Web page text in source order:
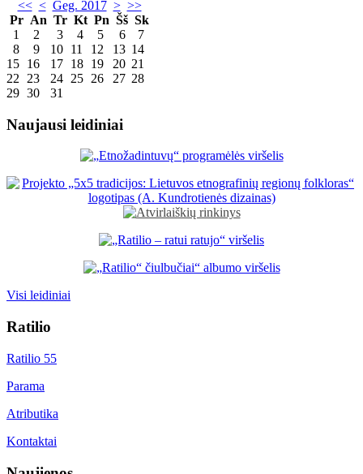
<< < Geg. 2017 > >>
Pr An Tr Kt Pn Šš Sk
1
2 3 4 5 6
7
8
9 10 11 12 13 14
15 16 17 18 19 20 21
22
23 24 25 26 27 28
29 30 31
Naujausi leidiniai
Visi leidiniai
Ratilio
Ratilio 55
Parama
Atributika
Kontaktai